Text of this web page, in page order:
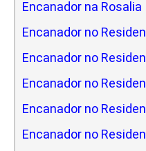
Encanador na Rosalia
Encanador no
Encanador no
Encanador no
Encanador no
Encanador no